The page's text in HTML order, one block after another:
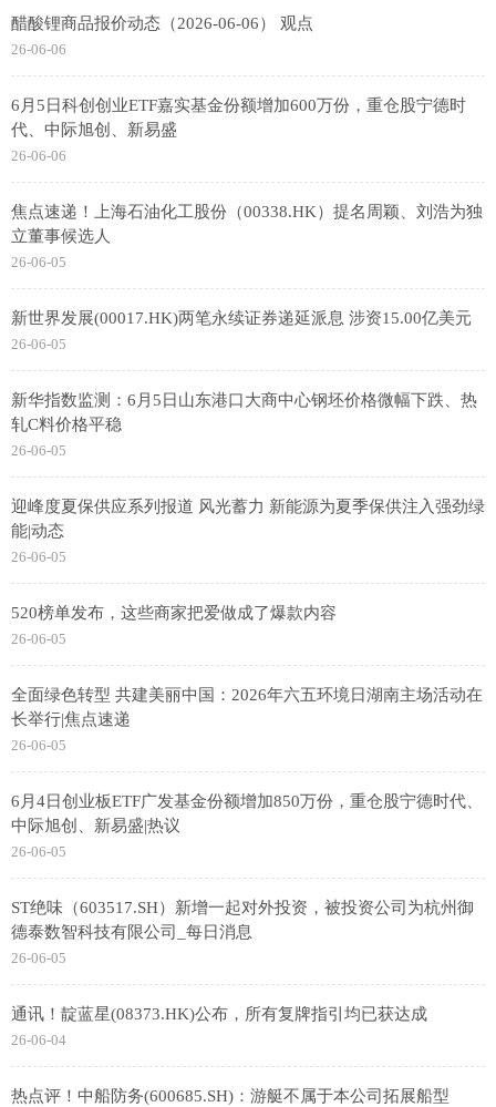
醋酸锂商品报价动态（2026-06-06） 观点
26-06-06
6月5日科创创业ETF嘉实基金份额增加600万份，重仓股宁德时
代、中际旭创、新易盛
26-06-06
焦点速递！上海石油化工股份（00338.HK）提名周颖、刘浩为独
立董事候选人
26-06-05
新世界发展(00017.HK)两笔永续证券递延派息 涉资15.00亿美元
26-06-05
新华指数监测：6月5日山东港口大商中心钢坯价格微幅下跌、热
轧C料价格平稳
26-06-05
迎峰度夏保供应系列报道 风光蓄力 新能源为夏季保供注入强劲绿
能|动态
26-06-05
520榜单发布，这些商家把爱做成了爆款内容
26-06-05
全面绿色转型 共建美丽中国：2026年六五环境日湖南主场活动在
长举行|焦点速递
26-06-05
6月4日创业板ETF广发基金份额增加850万份，重仓股宁德时代、
中际旭创、新易盛|热议
26-06-05
ST绝味（603517.SH）新增一起对外投资，被投资公司为杭州御
德泰数智科技有限公司_每日消息
26-06-05
通讯！靛蓝星(08373.HK)公布，所有复牌指引均已获达成
26-06-04
热点评！中船防务(600685.SH)：游艇不属于本公司拓展船型